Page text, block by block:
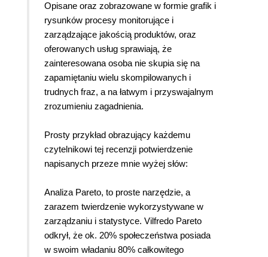
Opisane oraz zobrazowane w formie grafik i
rysunków procesy monitorujące i
zarządzające jakością produktów, oraz
oferowanych usług sprawiają, że
zainteresowana osoba nie skupia się na
zapamiętaniu wielu skompilowanych i
trudnych fraz, a na łatwym i przyswajalnym
zrozumieniu zagadnienia.
Prosty przykład obrazujący każdemu
czytelnikowi tej recenzji potwierdzenie
napisanych przeze mnie wyżej słów:
Analiza Pareto, to proste narzędzie, a
zarazem twierdzenie wykorzystywane w
zarządzaniu i statystyce. Vilfredo Pareto
odkrył, że ok. 20% społeczeństwa posiada
w swoim władaniu 80% całkowitego